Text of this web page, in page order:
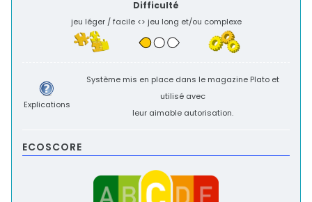
Difficulté
jeu léger / facile <> jeu long et/ou complexe
Explications
Système mis en place dans le magazine Plato et
utilisé avec
leur aimable autorisation.
ECOSCORE